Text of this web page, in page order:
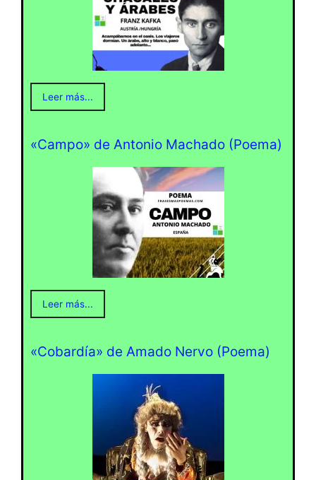
Leer más...
«Campo» de Antonio Machado (Poema)
Leer más...
«Cobardía» de Amado Nervo (Poema)